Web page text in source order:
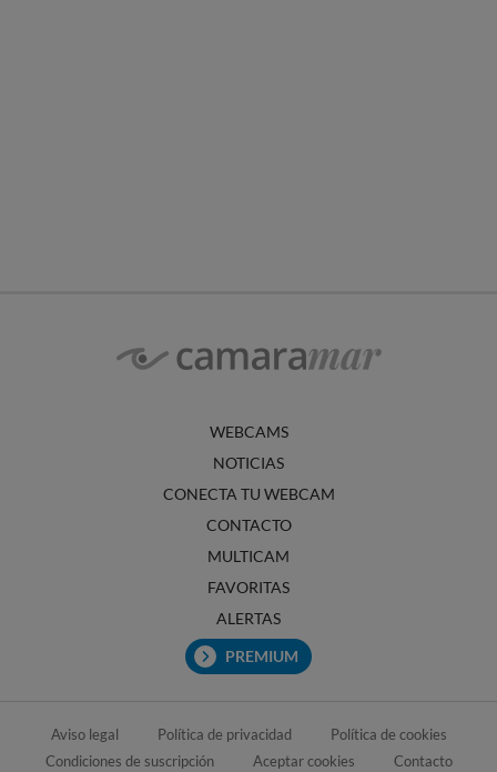
WEBCAMS
NOTICIAS
CONECTA TU WEBCAM
CONTACTO
MULTICAM
FAVORITAS
ALERTAS
PREMIUM
Aviso legal Política de privacidad
Política de cookies
Condiciones de suscripción
Aceptar cookies Contacto